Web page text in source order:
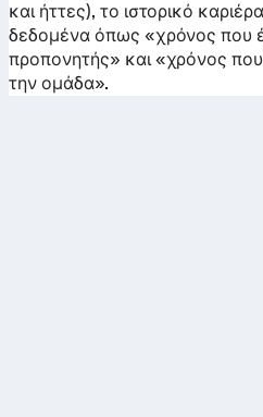
και ήττες), το ιστορικό
δεδομένα όπως «χρόνος που
προπονητής» και «χρόνος
την ομάδα».